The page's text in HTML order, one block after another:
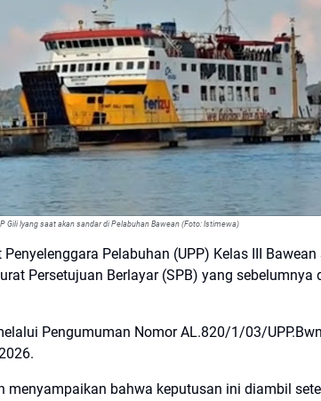
Gili Iyang saat akan sandar di Pelabuhan Bawean (Foto: Istimewa)
Penyelenggara Pelabuhan (UPP) Kelas III
Persetujuan Berlayar (SPB) yang sebelumnya
Pengumuman Nomor AL.820/1/03/
menyampaikan bahwa keputusan ini diambil